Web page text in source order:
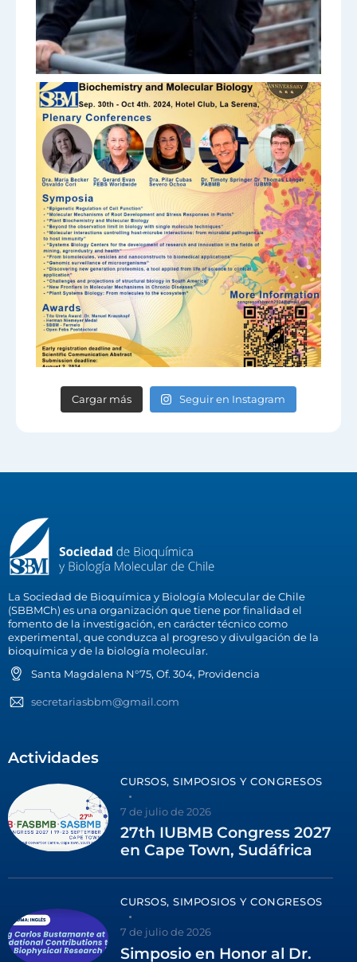
Cargar más Seguir en Instagram
La Sociedad de Bioquímica y Biología Molecular de Chile
(SBBMCh) es una organización que tiene por finalidad el
fomento de la investigación, en carácter técnico como
experimental, que conduzca al progreso y divulgación de la
bioquímica y de la biología molecular.
Santa Magdalena N°75, Of. 304, Providencia
secretariasbbm@gmail.com
Actividades
CURSOS, SIMPOSIOS Y CONGRESOS
7 de julio de 2026
27th IUBMB Congress 2027
en Cape Town, Sudáfrica
CURSOS, SIMPOSIOS Y CONGRESOS
7 de julio de 2026
Simposio en Honor al Dr.